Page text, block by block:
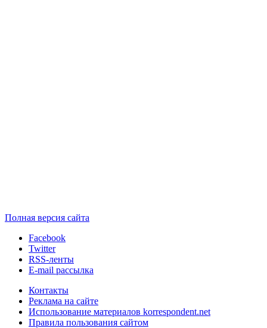
Полная версия сайта
Facebook
Twitter
RSS-ленты
E-mail рассылка
Контакты
Реклама на сайте
Использование материалов korrespondent.net
Правила пользования сайтом